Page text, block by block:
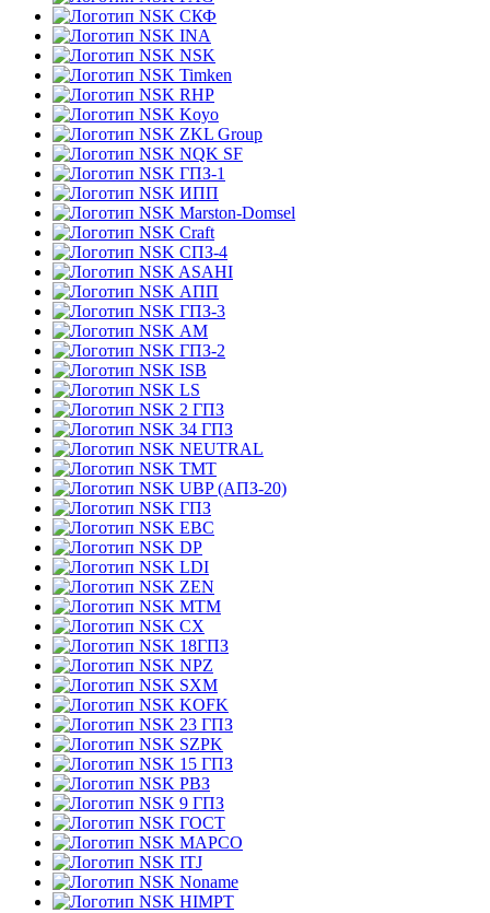
СКФ
INA
NSK
Timken
RHP
Koyo
ZKL Group
NQK SF
ГПЗ-1
ИПП
Marston-Domsel
Craft
СПЗ-4
ASAHI
АПП
ГПЗ-3
АМ
ГПЗ-2
ISB
LS
2 ГПЗ
34 ГПЗ
NEUTRAL
TMT
UBP (АПЗ-20)
ГПЗ
EBC
DP
LDI
ZEN
MTM
CX
18ГПЗ
NPZ
SXM
KOFK
23 ГПЗ
SZPK
15 ГПЗ
РВЗ
9 ГПЗ
ГОСТ
MAPCO
ITJ
Noname
HIMPT